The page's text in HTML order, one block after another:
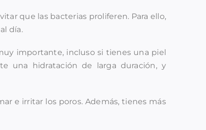
que las bacterias proliferen. Para ello,
día.
importante, incluso si tienes una piel
una hidratación de larga duración, y
e irritar los poros. Además, tienes más